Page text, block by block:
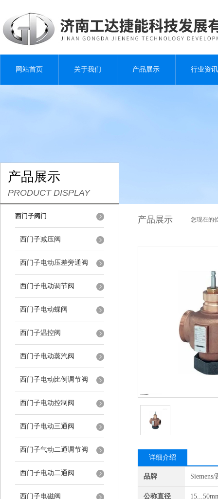
网站首页 关于我们 产品展示 行业资讯
产品展示
PRODUCT DISPLAY
西门子阀门
西门子减压阀
西门子电动压差旁通阀
西门子电动调节阀
西门子电动蝶阀
西门子温控阀
西门子电动蒸汽阀
西门子电动比例调节阀
西门子电动控制阀
西门子电动三通阀
西门子气动二通调节阀
西门子电动二通阀
西门子电磁阀
产品展示 您现在的
详细介绍
品牌
公称直径